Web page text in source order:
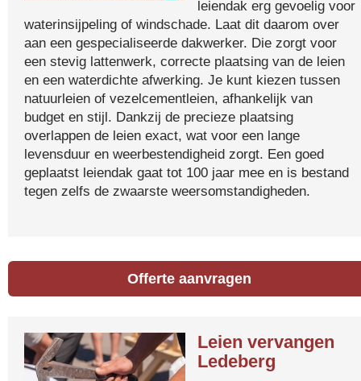
leiendak erg gevoelig voor
waterinsijpeling of windschade. Laat dit daarom over
aan een gespecialiseerde dakwerker. Die zorgt voor
een stevig lattenwerk, correcte plaatsing van de leien
en een waterdichte afwerking. Je kunt kiezen tussen
natuurleien of vezelcementleien, afhankelijk van
budget en stijl. Dankzij de precieze plaatsing
overlappen de leien exact, wat voor een lange
levensduur en weerbestendigheid zorgt. Een goed
geplaatst leiendak gaat tot 100 jaar mee en is bestand
tegen zelfs de zwaarste weersomstandigheden.
Offerte aanvragen
Leien vervangen
Ledeberg